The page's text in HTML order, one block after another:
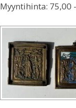
Myyntihinta: 75,00